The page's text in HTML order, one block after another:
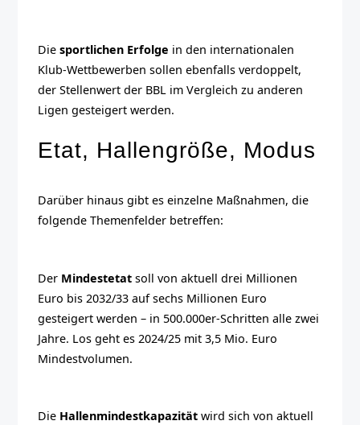
Diesportlichen Erfolge in den internationalen
Klub-Wettbewerben sollen ebenfalls verdoppelt,
der Stellenwert der BBL im Vergleich zu anderen
Ligen gesteigert werden.
Etat, Hallengröße, Modus
Darüber hinaus gibt es einzelne Maßnahmen, die
folgende Themenfelder betreffen:
Der Mindestetat soll von aktuell drei Millionen
Euro bis 2032/33 auf sechs Millionen Euro
gesteigert werden – in 500.000er-Schritten alle zwei
Jahre. Los geht es 2024/25 mit 3,5 Mio. Euro
Mindestvolumen.
Die Hallenmindestkapazität wird sich von aktuell